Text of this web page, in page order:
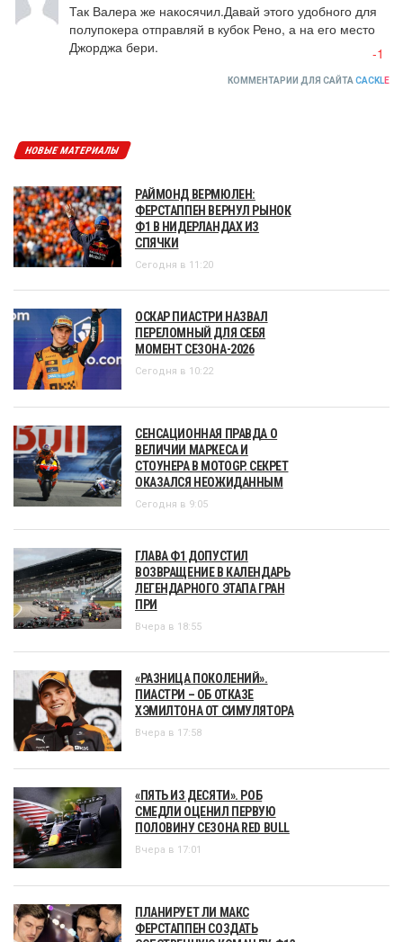
Так Валера же накосячил.Давай этого удобного для
полупокера отправляй в кубок Рено, а на его место
Джорджа бери.
-1
КОММЕНТАРИИ ДЛЯ САЙТА CACKLE
НОВЫЕ МАТЕРИАЛЫ
РАЙМОНД ВЕРМЮЛЕН:
ФЕРСТАППЕН ВЕРНУЛ РЫНОК
Ф1 В НИДЕРЛАНДАХ ИЗ
СПЯЧКИ
Сегодня в 11:20
ОСКАР ПИАСТРИ НАЗВАЛ
ПЕРЕЛОМНЫЙ ДЛЯ СЕБЯ
МОМЕНТ СЕЗОНА-2026
Сегодня в 10:22
СЕНСАЦИОННАЯ ПРАВДА О
ВЕЛИЧИИ МАРКЕСА И
СТОУНЕРА В MOTOGP. СЕКРЕТ
ОКАЗАЛСЯ НЕОЖИДАННЫМ
Сегодня в 9:05
ГЛАВА Ф1 ДОПУСТИЛ
ВОЗВРАЩЕНИЕ В КАЛЕНДАРЬ
ЛЕГЕНДАРНОГО ЭТАПА ГРАН
ПРИ
Вчера в 18:55
«РАЗНИЦА ПОКОЛЕНИЙ».
ПИАСТРИ – ОБ ОТКАЗЕ
ХЭМИЛТОНА ОТ СИМУЛЯТОРА
Вчера в 17:58
«ПЯТЬ ИЗ ДЕСЯТИ». РОБ
СМЕДЛИ ОЦЕНИЛ ПЕРВУЮ
ПОЛОВИНУ СЕЗОНА RED BULL
Вчера в 17:01
ПЛАНИРУЕТ ЛИ МАКС
ФЕРСТАППЕН СОЗДАТЬ